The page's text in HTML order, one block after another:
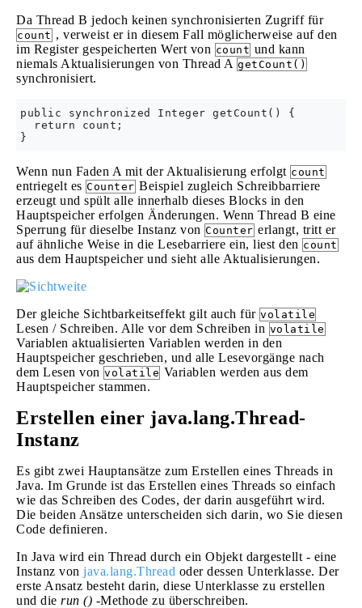
Da Thread B jedoch keinen synchronisierten Zugriff für
count , verweist er in diesem Fall möglicherweise auf den
im Register gespeicherten Wert von count und kann
niemals Aktualisierungen von Thread A getCount()
synchronisiert.
public synchronized Integer getCount() {
  return count;
Wenn nun Faden A mit der Aktualisierung erfolgt count
entriegelt es Counter Beispiel zugleich Schreibbarriere
erzeugt und spült alle innerhalb dieses Blocks in den
Hauptspeicher erfolgen Änderungen. Wenn Thread B eine
Sperrung für dieselbe Instanz von Counter erlangt, tritt er
auf ähnliche Weise in die Lesebarriere ein, liest den count
aus dem Hauptspeicher und sieht alle Aktualisierungen.
Der gleiche Sichtbarkeitseffekt gilt auch für volatile
Lesen / Schreiben. Alle vor dem Schreiben in volatile
Variablen aktualisierten Variablen werden in den
Hauptspeicher geschrieben, und alle Lesevorgänge nach
dem Lesen von volatile Variablen werden aus dem
Hauptspeicher stammen.
Erstellen einer java.lang.Thread-
Instanz
Es gibt zwei Hauptansätze zum Erstellen eines Threads in
Java. Im Grunde ist das Erstellen eines Threads so einfach
wie das Schreiben des Codes, der darin ausgeführt wird.
Die beiden Ansätze unterscheiden sich darin, wo Sie diesen
Code definieren.
In Java wird ein Thread durch ein Objekt dargestellt - eine
Instanz von java.lang.Thread oder dessen Unterklasse. Der
erste Ansatz besteht darin, diese Unterklasse zu erstellen
und die run () -Methode zu überschreiben.